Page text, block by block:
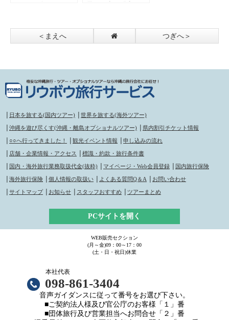
【遊タイムツアー】
ムツアー】
＜まえへ つぎへ＞
日本を旅する(国内ツアー) 世界を旅する(海外ツアー)
沖縄を遊び尽くす(沖縄・離島オプショナルツアー) 県内割引チケット情報
○○へ行ってきました！ 観光イベント情報 申し込みの流れ
店舗・企業情報・アクセス 標識・約款・旅行条件書
国内・海外旅行業務取扱代金(抜粋) マイページ・Web会員登録 国内旅行保険
海外旅行保険 個人情報の取扱い よくある質問Q＆A お問い合わせ
サイトマップ お知らせ スタッフおすすめ ツアーまとめ
PCサイトを開く
WEB販売セクション
(月～金)09：00～17：00
(土・日・祝日)休業
本社代表
098-861-3404
音声ガイダンスに従って番号をお選び下さい。
■ご契約法人様及び官公庁のお客様「１」番
■団体旅行及び営業担当へお問合せ「２」番